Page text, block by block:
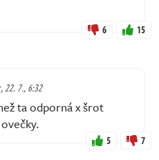
6 15
22. 7., 6:32
ta odporná x šrot
5 7